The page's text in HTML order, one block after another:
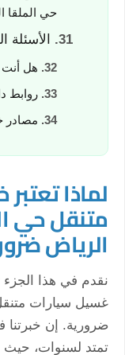
حي الملقا
هل أنت
روابط
مصادر
لماذا
متنقل حي
الرياض
نقدم في هذا الجزء
غسيل سيارات
ضرورية. إن
تمتد لسنوات، حيث